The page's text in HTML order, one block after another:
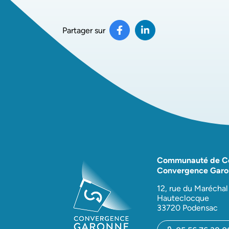
Partager sur Partager sur Facebook
(ouverture dans un nouvel
Partager sur
(ouverture dans un
Communauté de
Convergence
12, rue du
Hauteclocque
33720 Podensac